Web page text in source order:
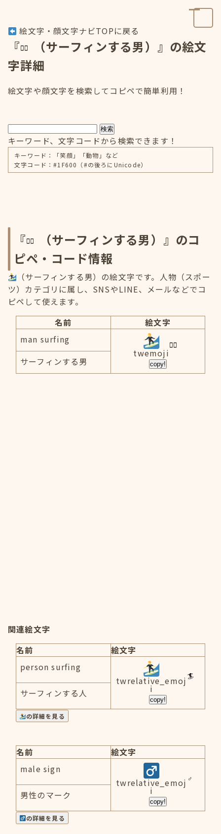
絵文字・顔文字ナビTOPに戻る
『
（サーフィンする男）』の絵文
字詳細
絵文字や顔文字を検索してコピペで簡単利用！
検索
キーワード、文字コードから検索できます！
キーワード：「笑顔」「動物」など
文字コード：#1F600（#の後ろにUnicode）
『
（サーフィンする男）』のコ
ピペ・コード情報
（サーフィンする男）の絵文字です。人物（スポー
ツ）カテゴリに属し、SNSやLINE、メールなどでコ
ピペして使えます。
名前
絵文字
man surfing
twemoji
copy!
サーフィンする男
関連絵文字
名前
絵文字
person surfing
twrelative_emoj
i
copy!
サーフィンする人
の詳細を見る
名前
絵文字
male sign
twrelative_emoj
i
copy!
男性のマーク
の詳細を見る